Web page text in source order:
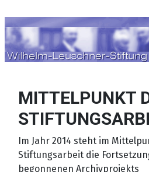
MITTELPUNKT
Im Jahr 2014 steht im
Stiftungsarbeit die
begonnenen Archivprojekts